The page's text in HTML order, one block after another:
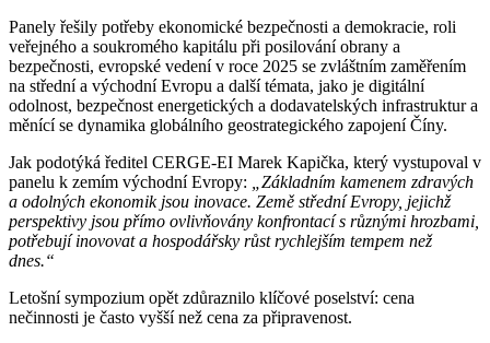
Panely řešily potřeby ekonomické bezpečnosti a demokracie, roli
veřejného a soukromého kapitálu při posilování obrany a
bezpečnosti, evropské vedení v roce 2025 se zvláštním zaměřením
na střední a východní Evropu a další témata, jako je digitální
odolnost, bezpečnost energetických a dodavatelských infrastruktur a
měnící se dynamika globálního geostrategického zapojení Číny.
Jak podotýká ředitel CERGE-EI Marek Kapička, který vystupoval v
panelu k zemím východní Evropy:
„Základním kamenem zdravých
a odolných ekonomik jsou inovace. Země střední Evropy, jejichž
perspektivy jsou přímo ovlivňovány konfrontací s různými hrozbami,
potřebují inovovat a hospodářsky růst rychlejším tempem než
dnes.“
Letošní sympozium opět zdůraznilo klíčové poselství: cena
nečinnosti je často vyšší než cena za připravenost.